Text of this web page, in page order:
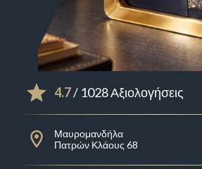
4.7/ 1028 Αξιολογήσεις
Μαυρομανδήλα
Πατρών Κλάους 68